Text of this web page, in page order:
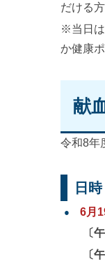
だける
※当日は
か健康
献
令和8年
日時
6月
〔午
〔午